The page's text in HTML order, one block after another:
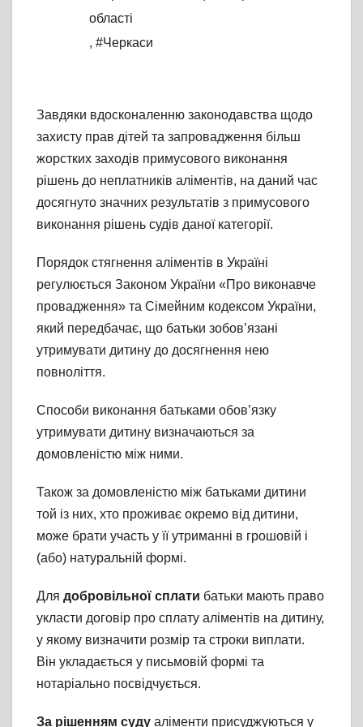
області
, #Черкаси
Завдяки вдосконаленню законодавства щодо
захисту прав дітей та запровадження більш
жорстких заходів примусового виконання
рішень до неплатників аліментів, на даний час
досягнуто значних результатів з примусового
виконання рішень судів даної категорії.
Порядок стягнення аліментів в Україні
регулюється Законом України «Про виконавче
провадження» та Сімейним кодексом України,
який передбачає, що батьки зобов’язані
утримувати дитину до досягнення нею
повноліття.
Способи виконання батьками обов’язку
утримувати дитину визначаються за
домовленістю між ними.
Також за домовленістю між батьками дитини
той із них, хто проживає окремо від дитини,
може брати участь у її утриманні в грошовій і
(або) натуральній формі.
Для добровільної сплати батьки мають право
укласти договір про сплату аліментів на дитину,
у якому визначити розмір та строки виплати.
Він укладається у письмовій формі та
нотаріально посвідчується.
За рішенням суду аліменти присуджуються у